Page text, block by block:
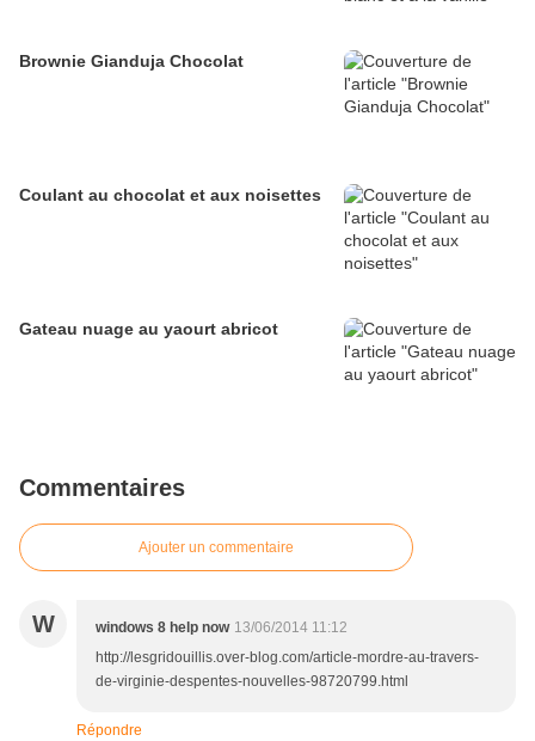
Brownie Gianduja Chocolat
Coulant au chocolat et aux noisettes
Gateau nuage au yaourt abricot
Commentaires
Ajouter un commentaire
W windows 8 help now 13/06/2014 11:12
http://lesgridouillis.over-blog.com/article-mordre-au-travers-
de-virginie-despentes-nouvelles-98720799.html
Répondre